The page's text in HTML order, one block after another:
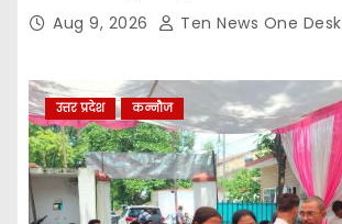
Aug 9, 2026 Ten News One Desk
उत्तर प्रदेश कन्नौज